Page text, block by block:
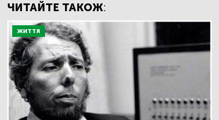
ЧИТАЙТЕ ТАКОЖ:
ЖИТТЯ